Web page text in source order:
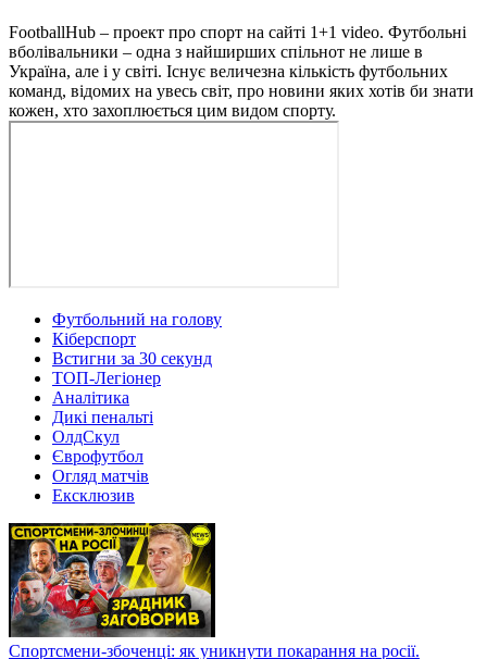
FootballHub – проект про спорт на сайті 1+1 video. Футбольні
вболівальники – одна з найширших спільнот не лише в
Україна, але і у світі. Існує величезна кількість футбольних
команд, відомих на увесь світ, про новини яких хотів би знати
кожен, хто захоплюється цим видом спорту.
Футбольний на голову
Кіберспорт
Встигни за 30 секунд
ТОП-Легіонер
Аналітика
Дикі пенальті
ОлдСкул
Єврофутбол
Огляд матчів
Ексклюзив
Спортсмени-збоченці: як уникнути покарання на росії.